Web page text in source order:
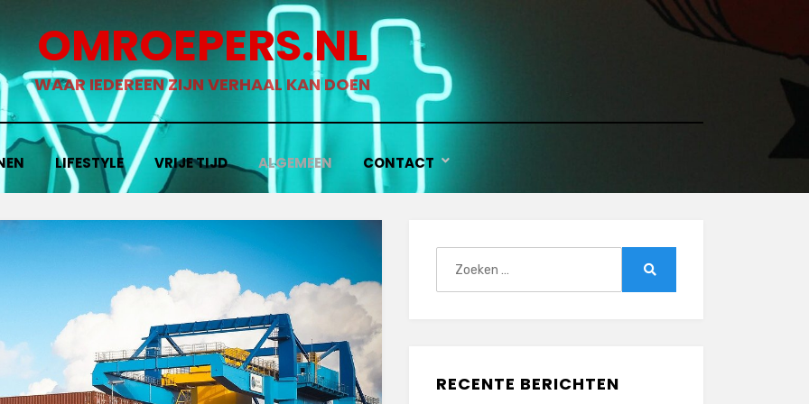
OMROEPERS.NL
WAAR IEDEREEN ZIJN VERHAAL KAN DOEN
LIFESTYLE VRIJE TIJD ALGEMEEN CONTACT
RECENTE BERICHTEN